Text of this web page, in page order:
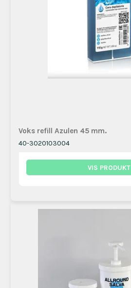
Voks refill Azulen 45 mm.
40-3020103004
VIS PRODUKT